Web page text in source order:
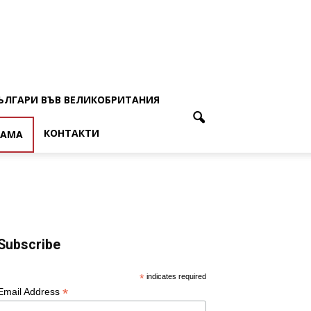
ВЪВ ВЕЛИКОБРИТАНИЯ
КОНТАКТИ
* indicates required
Address *